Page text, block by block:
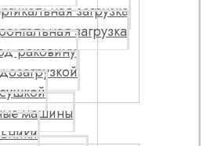
загрузка
загрузка
раковину
машины